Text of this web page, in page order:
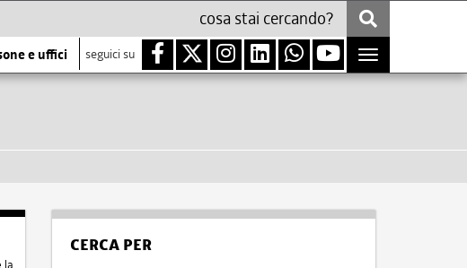
e uffici seguici su
Toggle
navigation
la
CERCA PER